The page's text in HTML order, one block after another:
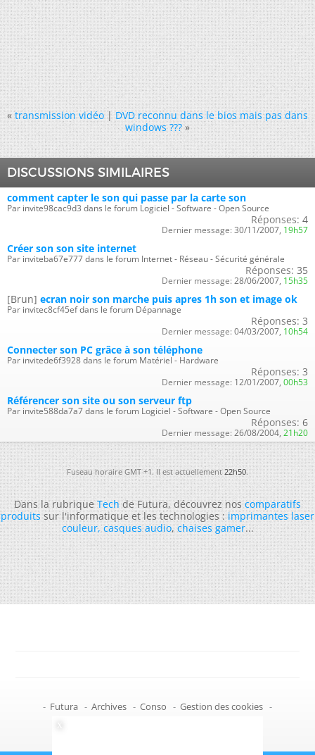
« transmission vidéo|DVD reconnu dans le bios mais pas dans
windows ??? »
DISCUSSIONS SIMILAIRES
comment capter le son qui passe par la carte son
Par invite98cac9d3 dans le forum Logiciel - Software - Open Source
Réponses: 4
Dernier message: 30/11/2007, 19h57
Créer son son site internet
Par inviteba67e777 dans le forum Internet - Réseau - Sécurité générale
Réponses: 35
Dernier message: 28/06/2007, 15h35
[Brun] ecran noir son marche puis apres 1h son et image ok
Par invitec8cf45ef dans le forum Dépannage
Réponses: 3
Dernier message: 04/03/2007, 10h54
Connecter son PC grâce à son téléphone
Par invitede6f3928 dans le forum Matériel - Hardware
Réponses: 3
Dernier message: 12/01/2007, 00h53
Référencer son site ou son serveur ftp
Par invite588da7a7 dans le forum Logiciel - Software - Open Source
Réponses: 6
Dernier message: 26/08/2004, 21h20
Fuseau horaire GMT +1. Il est actuellement22h50.
Dans la rubriqueTechde Futura, découvrez noscomparatifs
produitssur l'informatique et les technologies :imprimantes laser
couleur,casques audio,chaises gamer...
- Futura - Archives - Conso - Gestion des cookies -